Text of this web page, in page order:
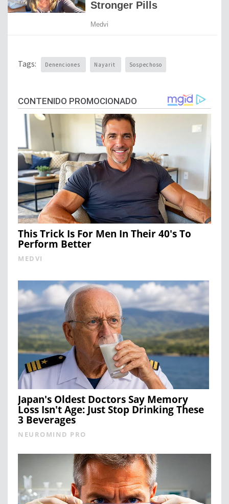
Tags: Denenciones Nayarit Sospechoso
CONTENIDO PROMOCIONADO
This Trick Is For Men In Their 40's To
Perform Better
MEDVI
Japan's Oldest Doctors Say Memory
Loss Isn't Age: Just Stop Drinking These
3 Beverages
NEUROMIND PRO